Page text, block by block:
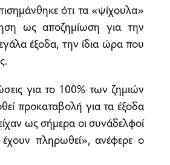
ότι τα «ψίχουλα»
ως αποζημίωση για την
έξοδα, την ίδια ώρα που
για το 100% των ζημιών
προκαταβολή για τα έξοδα
ως σήμερα οι συνάδελφοί
πληρωθεί», ανέφερε ο